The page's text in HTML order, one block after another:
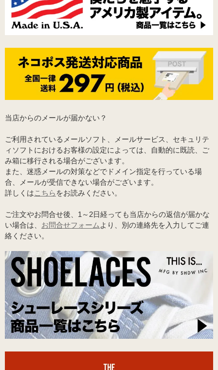
当店からのメールが届かない？
ご利用されているメールソフト、メールサービス、セキュリテ
ィソフトにおけるお客様の設定によっては、自動的に既読、ご
み箱に移行される場合がございます。
また、迷惑メールの対策などでドメイン指定を行っている場
合、メールが受信できない場合がございます。
詳しくはこちら をお読みください。
ご注文やお問合せ後、1～2日経っても当店からの返信が届かな
い場合は、 お問合せフォームより、別の連絡先を入力してご連
絡ください。